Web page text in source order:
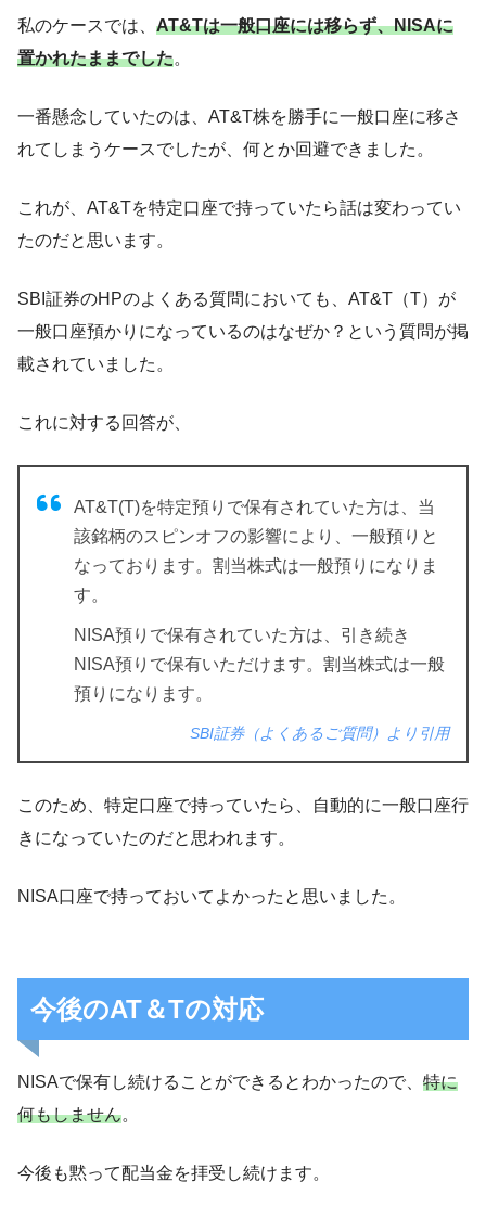
私のケースでは、 AT&Tは一般口座には移らず、NISAに
置かれたままでした。
一番懸念していたのは、AT&T株を勝手に一般口座に移さ
れてしまうケースでしたが、何とか回避できました。
これが、AT&Tを特定口座で持っていたら話は変わってい
たのだと思います。
SBI証券のHPのよくある質問においても、AT&T（T）が
一般口座預かりになっているのはなぜか？という質問が掲
載されていました。
これに対する回答が、
AT&T(T)を特定預りで保有されていた方は、当
該銘柄のスピンオフの影響により、一般預りと
なっております。割当株式は一般預りになりま
す。
NISA預りで保有されていた方は、引き続き
NISA預りで保有いただけます。割当株式は一般
預りになります。
SBI証券（よくあるご質問）より引用
このため、特定口座で持っていたら、自動的に一般口座行
きになっていたのだと思われます。
NISA口座で持っておいてよかったと思いました。
今後のAT＆Tの対応
NISAで保有し続けることができるとわかったので、 特に
何もしません。
今後も黙って配当金を拝受し続けます。